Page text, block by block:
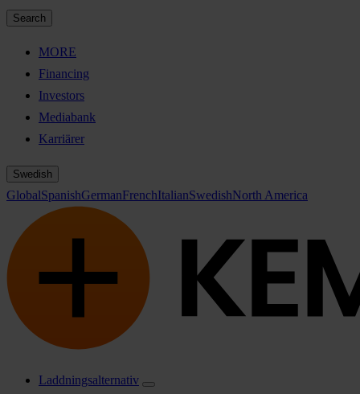
Search
MORE
Financing
Investors
Mediabank
Karriärer
Swedish
GlobalSpanishGermanFrenchItalianSwedishNorth America
Laddningsalternativ